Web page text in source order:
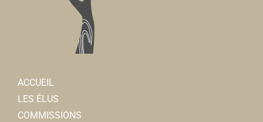
ACCUEIL
LES ÉLUS
COMMISSIONS